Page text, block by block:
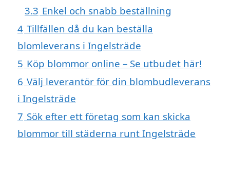
3.3 Enkel och snabb beställning
4 Tillfällen då du kan beställa
blomleverans i Ingelsträde
5 Köp blommor online – Se utbudet här!
6 Välj leverantör för din blombudleverans
i Ingelsträde
7 Sök efter ett företag som kan skicka
blommor till städerna runt Ingelsträde